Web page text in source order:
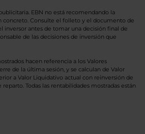
EBN no está recomendando la
concreto. Consulte el folleto y el documento de
inversor antes de tomar una decisión final de
de las decisiones de inversión que
hacen referencia a los Valores
de la última sesión, y se calculan de Valor
a Valor Liquidativo actual con reinversión de
Todas las rentabilidades mostradas están